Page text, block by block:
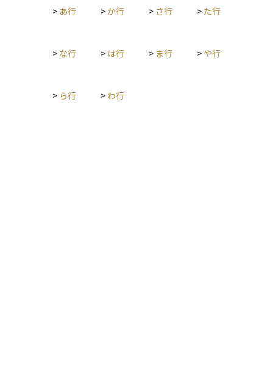
> あ行 >か行 > さ行 > た行
> な行 > は行 > ま行 > や行
> ら行 > わ行